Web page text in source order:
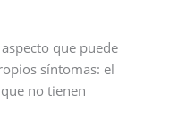
que puede
síntomas: el
no tienen